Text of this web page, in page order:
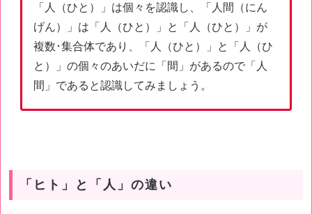
「人（ひと）」は個々を認識し、「人間（にん
げん）」は「人（ひと）」と「人（ひと）」が
複数･集合体であり、「人（ひと）」と「人（ひ
と）」の個々のあいだに「間」があるので「人
間」であると認識してみましょう。
「ヒト」と「人」の違い